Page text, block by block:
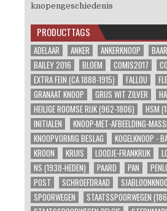
knopengeschiedenis
PRODUCTTAGS
ADELAAR ANKER ANKERKNOOP
BAILEY 2016
BLOEM COMIS2017
EXTRA FEIN (CA 1888-1915)
FALLOU
GRANAAT KNOOP
GRIJS WIT ZILVER
HEILIGE ROOMSE RIJK (962-1806)
HSM
INITIALEN
KNOOP-MET-AFBEELDING-
KNOOPVORMIG BESLAG
KOGELKNOOP -
KROON
KRUIS LOODJE-FRANKRIJK
NS (1938-HEDEN)
PAARD PAN
POST
SCHROEFDRAAD
SPOORWEGEN
STAATSSPOORWEGEN